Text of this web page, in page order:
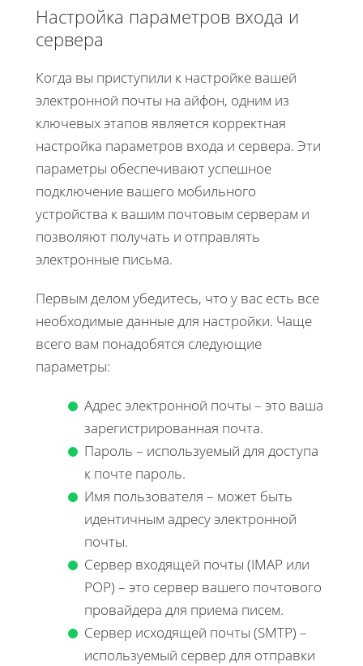
Настройка параметров входа и
сервера
Когда вы приступили к настройке вашей
электронной почты на айфон, одним из
ключевых этапов является корректная
настройка параметров входа и сервера. Эти
параметры обеспечивают успешное
подключение вашего мобильного
устройства к вашим почтовым серверам и
позволяют получать и отправлять
электронные письма.
Первым делом убедитесь, что у вас есть все
необходимые данные для настройки. Чаще
всего вам понадобятся следующие
параметры:
Адрес электронной почты – это ваша
зарегистрированная почта.
Пароль – используемый для доступа
к почте пароль.
Имя пользователя – может быть
идентичным адресу электронной
почты.
Сервер входящей почты (IMAP или
POP) – это сервер вашего почтового
провайдера для приема писем.
Сервер исходящей почты (SMTP) –
используемый сервер для отправки